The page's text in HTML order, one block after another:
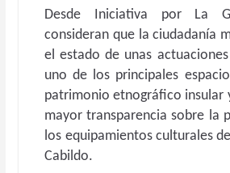
Desde Iniciativa por La
consideran que la ciudadanía
el estado de unas
uno de los principales
patrimonio etnográfico insular
mayor transparencia sobre la
los equipamientos culturales
Cabildo.